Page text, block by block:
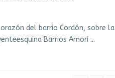
del barrio Cordón, sobre la
Barrios Amori ...